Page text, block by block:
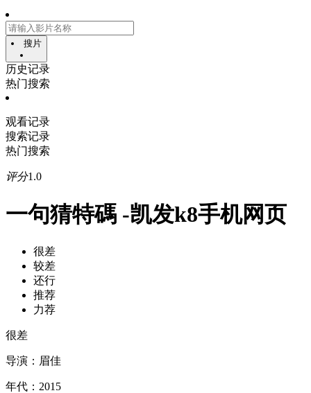
搜片
历史记录
热门搜索
观看记录
搜索记录
热门搜索
评分1.0
一句猜特碼 -凯发k8手机网页
很差
较差
还行
推荐
力荐
很差
导演： 眉佳
年代： 2015